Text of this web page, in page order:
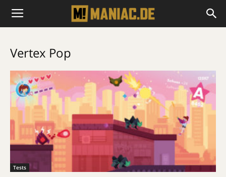
Vertex Pop
Tests